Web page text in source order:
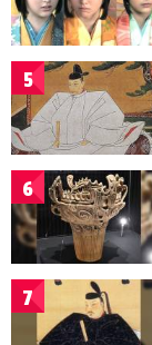
5
6
7